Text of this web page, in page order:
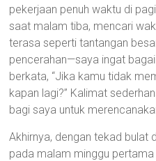
pekerjaan penuh waktu di
saat malam tiba, mencari
terasa seperti tantangan
pencerahan—saya ingat
berkata, “Jika kamu tidak
kapan lagi?” Kalimat
bagi saya untuk
Akhirnya, dengan tekad bulat
pada malam minggu